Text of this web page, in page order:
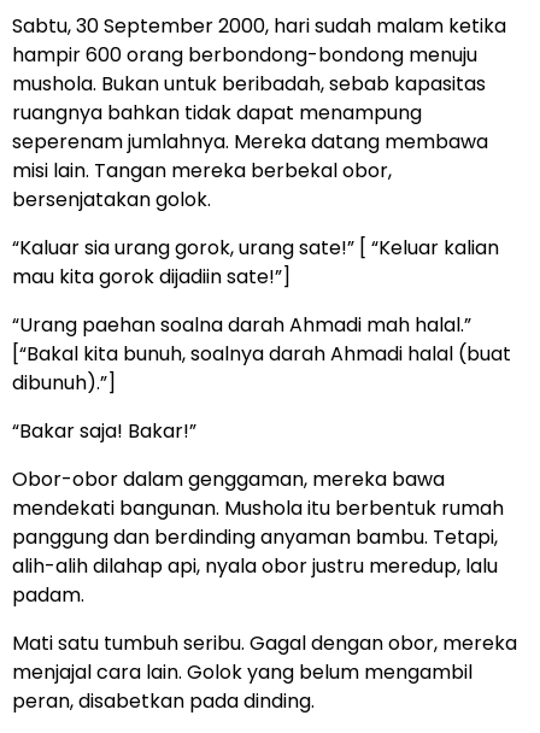
Sabtu, 30 September 2000, hari sudah malam ketika
hampir 600 orang berbondong-bondong menuju
mushola. Bukan untuk beribadah, sebab kapasitas
ruangnya bahkan tidak dapat menampung
seperenam jumlahnya. Mereka datang membawa
misi lain. Tangan mereka berbekal obor,
bersenjatakan golok.
“Kaluar sia urang gorok, urang sate!” [ “Keluar kalian
mau kita gorok dijadiin sate!”]
“Urang paehan soalna darah Ahmadi mah halal.”
[“Bakal kita bunuh, soalnya darah Ahmadi halal (buat
dibunuh).”]
“Bakar saja! Bakar!”
Obor-obor dalam genggaman, mereka bawa
mendekati bangunan. Mushola itu berbentuk rumah
panggung dan berdinding anyaman bambu. Tetapi,
alih-alih dilahap api, nyala obor justru meredup, lalu
padam.
Mati satu tumbuh seribu. Gagal dengan obor, mereka
menjajal cara lain. Golok yang belum mengambil
peran, disabetkan pada dinding.